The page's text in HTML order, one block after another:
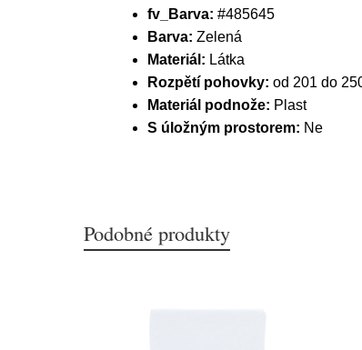
fv_Barva: #485645
Barva: Zelená
Materiál: Látka
Rozpětí pohovky: od 201 do
Materiál podnože: Plast
S úložným prostorem: Ne
Podobné produkty